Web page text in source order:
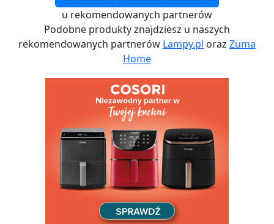
u rekomendowanych partnerów
Podobne produkty znajdziesz u naszych
rekomendowanych partnerów Lampy.pl oraz Zuma
Home